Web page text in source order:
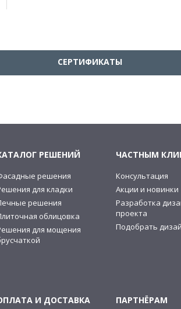
СЕРТИФИКАТЫ
РЕШЕНИЙ
решения
для кладки
решения
облицовка
для мощения
ЧАСТНЫМ
Консультация
Акции и новинки
Разработка
проекта
Подобрать
И ДОСТАВКА ПАРТНЁРАМ